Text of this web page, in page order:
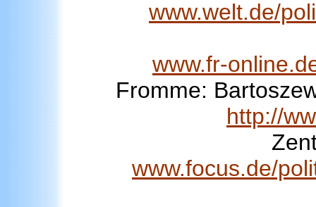
www.welt.de/
www.fr-
Fromme:
http://
www.focus.de/